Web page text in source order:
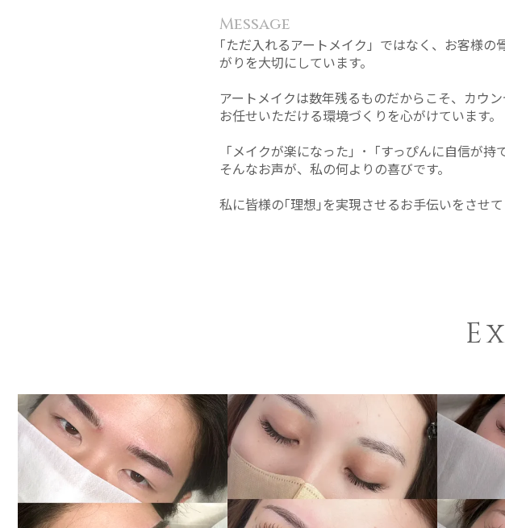
Message
｢ただ入れるアートメイク」ではなく、お客様
がりを大切にしています。
アートメイクは数年残るものだからこそ、カウ
お任せいただける環境づくりを心がけています。
「メイクが楽になった」･「すっぴんに自信が持
そんなお声が、私の何よりの喜びです。
私に皆様の｢理想｣を実現させるお手伝いをさせて